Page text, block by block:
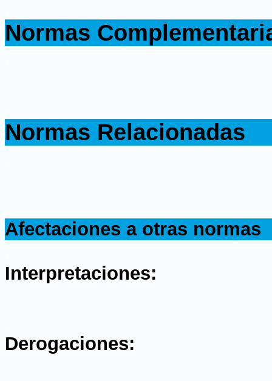
Normas
Normas Relacionadas
Afectaciones a otras normas
Interpretaciones:
Derogaciones: